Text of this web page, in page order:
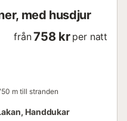
med husdjur
från 758 kr per natt
m till stranden
Handdukar